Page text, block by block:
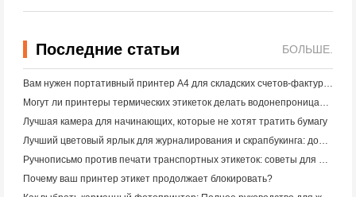
Последние статьи БОЛЬШЕ.
Лучшая камера для начинающих, которые не хотят тратить бумагу
Почему ваш принтер этикет продолжает блокировать?